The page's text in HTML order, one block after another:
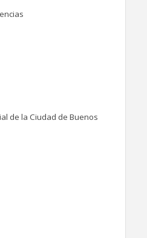
de la Ciudad de Buenos